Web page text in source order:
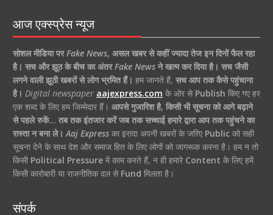
आज एक्स्प्रेस न्यूज
सोशल मीडिया परFake News, असल खबर से कहीं ज्यादा तेज इन दिनों फैल रहा
है। सच और झूठ के बीच का अंतरFake Newsने खत्म कर दिया है। सच जैसी
लगने वाली झूठी खबरों से लोग भ्रमित हैं। हम जानते हैं, सच आप तक कैसे पहुंचाना
है। Digital newspaper aajexpress.com के ओर से Publish किए गए हर
एक शब्द के लिए हम जिम्मेदार हैं। आपसे गुजारिश है, किसी भी सूचना को आगे बढ़ाने
से पहले रुकें… तब तक इंतजार करें जब तक सच्चाई हमारे द्वारा आप तक पहुंचने का
रास्ता न बना ले। Aaj Expressका इरादा अपनी खबरों के जरिए Publicको सही
सूचना देने के साथ देश और समाज हित के लिए लोगों को जागरूक करना है। हम न तो
किसी Political Pressureमें काम करते हैं, न ही हमारे Content के लिए हमें
किसी कारोबारी या राजनीतिक दल से Fund मिलता है।
संपर्क